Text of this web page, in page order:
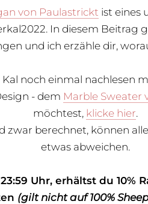
von Paulastrickt ist eines
In diesem Beitrag
und ich erzähle dir,
noch einmal nachlesen
- dem Marble Sweater
möchtest, klicke hier.
zwar berechnet, können
etwas abweichen.
23:59 Uhr, erhältst du 10%
(gilt nicht auf 100%